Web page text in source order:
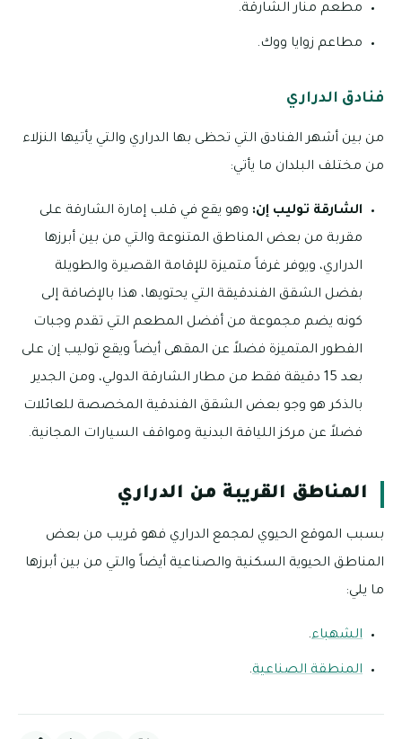
مطعم منار الشارقة.
مطاعم زوايا ووك.
فنادق الدراري
من بين أشهر الفنادق التي تحظى بها الدراري والتي يأتيها النزلاء
من مختلف البلدان ما يأتي:
الشارقة توليب إن: وهو يقع في قلب إمارة الشارقة على
مقربة من بعض المناطق المتنوعة والتي من بين أبرزها
الدراري، ويوفر غرفاً متميزة للإقامة القصيرة والطويلة
بفضل الشقق الفندقيقة التي يحتويها، هذا بالإضافة إلى
كونه يضم مجموعة من أفضل المطعم التي تقدم وجبات
الفطور المتميزة فضلاً عن المقهى أيضاً ويقع توليب إن على
بعد 15 دقيقة فقط من مطار الشارقة الدولي، ومن الجدير
بالذكر هو وجو بعض الشقق الفندقية المخصصة للعائلات
فضلاً عن مركز اللياقة البدنية ومواقف السيارات المجانية.
المناطق القريبة من الدراري
بسبب الموقع الحيوي لمجمع الدراري فهو قريب من بعض
المناطق الحيوية السكنية والصناعية أيضاً والتي من بين أبرزها
ما يلي:
الشهباء.
المنطقة الصناعية.